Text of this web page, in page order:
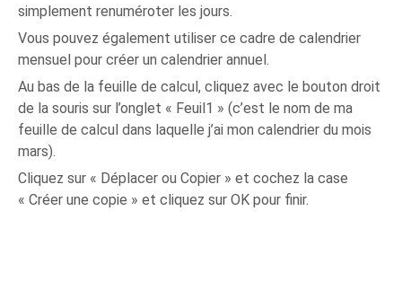
simplement renuméroter les jours.
Vous pouvez également utiliser ce cadre de calendrier
mensuel pour créer un calendrier annuel.
Au bas de la feuille de calcul, cliquez avec le bouton droit
de la souris sur l’onglet « Feuil1 » (c’est le nom de ma
feuille de calcul dans laquelle j’ai mon calendrier du mois
mars).
Cliquez sur « Déplacer ou Copier » et cochez la case
« Créer une copie » et cliquez sur OK pour finir.